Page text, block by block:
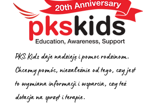
PKS Kids daje nadzieję i pomoc rodzinom.
Chcemy pomóc, niezależnie od tego, czy jest
to wymiana informacji i wsparcia, czy też
dotacja na sprzęt i terapie.